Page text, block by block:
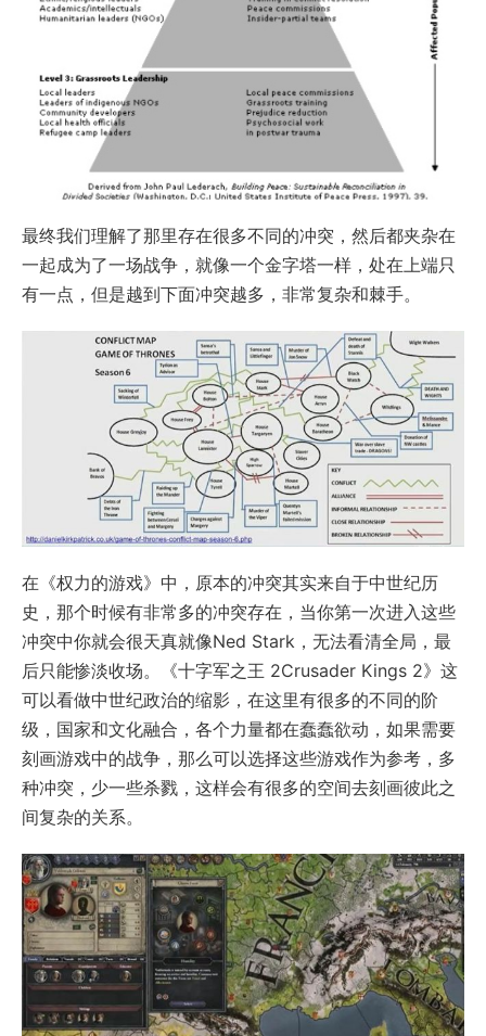
最终我们理解了那里存在很多不同的冲突，然后都夹杂在
一起成为了一场战争，就像一个金字塔一样，处在上端只
有一点，但是越到下面冲突越多，非常复杂和棘手。
在《权力的游戏》中，原本的冲突其实来自于中世纪历
史，那个时候有非常多的冲突存在，当你第一次进入这些
冲突中你就会很天真就像Ned Stark，无法看清全局，最
后只能惨淡收场。《十字军之王 2Crusader Kings 2》这
可以看做中世纪政治的缩影，在这里有很多的不同的阶
级，国家和文化融合，各个力量都在蠢蠢欲动，如果需要
刻画游戏中的战争，那么可以选择这些游戏作为参考，多
种冲突，少一些杀戮，这样会有很多的空间去刻画彼此之
间复杂的关系。